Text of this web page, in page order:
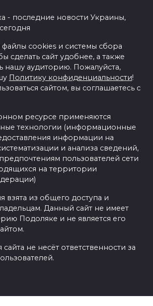
- последние новости Украины,
cookies и системы сбора
сделать сайт удобнее, а также
нашу аудиторию. Пожалуйста,
Политику конфиденциальности!
сайтом, вы соглашаетесь с
ресурсе применяются
технологии (информационные
информации на
и анализа сведений,
пользователей сети
на территории
взята из общего доступа и
Данный сайт не имеет
Подоляке и не является его
не несёт ответственности за